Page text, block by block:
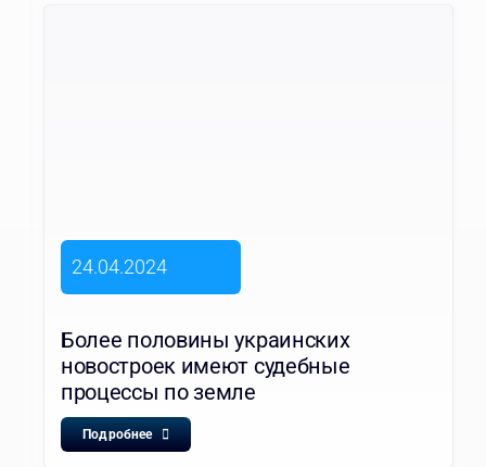
24.04.2024
Более половины украинских
новостроек имеют судебные
процессы по земле
Подробнее